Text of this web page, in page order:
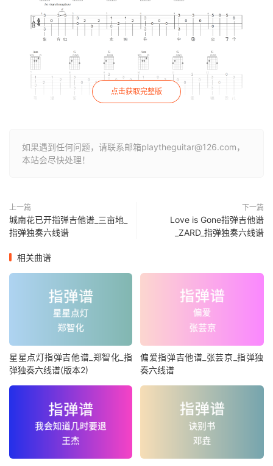
点击获取完整版
如果遇到任何问题，请联系邮箱playtheguitar@126.com，
本站会尽快处理！
上一篇
城南花已开指弹吉他谱_三亩地_
指弹独奏六线谱
下一篇
Love is Gone指弹吉他谱
_ZARD_指弹独奏六线谱
相关曲谱
星星点灯指弹吉他谱_郑智化_指
弹独奏六线谱(版本2)
偏爱指弹吉他谱_张芸京_指弹独
奏六线谱